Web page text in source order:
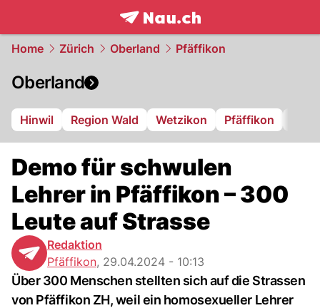
frontpage.NAU.ch
Home Zürich Oberland Pfäffikon
Oberland
Hinwil Region Wald Wetzikon Pfäffikon
Demo für schwulen
Lehrer in Pfäffikon – 300
Leute auf Strasse
Redaktion
Pfäffikon, 29.04.2024 - 10:13
Über 300 Menschen stellten sich auf die Strassen
von Pfäffikon ZH, weil ein homosexueller Lehrer